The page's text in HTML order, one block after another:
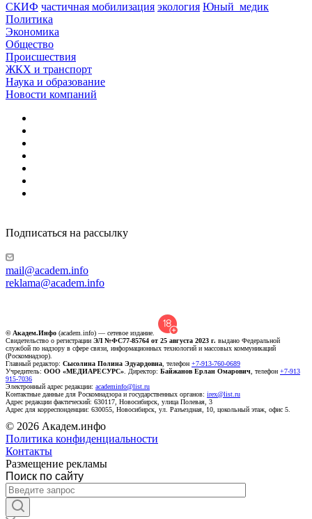
СКИФ частичная мобилизация экология Юный_медик
Политика
Экономика
Общество
Происшествия
ЖКХ и транспорт
Наука и образование
Новости компаний
Подписаться на рассылку
mail@academ.info
reklama@academ.info
© Академ.Инфо (academ.info) — сетевое издание.
Свидетельство о регистрации ЭЛ №ФС77-85764 от 25 августа 2023 г. выдано Федеральной
службой по надзору в сфере связи, информационных технологий и массовых коммуникаций
(Роскомнадзор).
Главный редактор: Сысолина Полина Эдуардовна , телефон +7-913-760-0689
Учредитель: ООО «МЕДИАРЕСУРС» . Директор: Байжанов Ерлан Омарович , телефон +7-913
915-7036
Электронный адрес редакции: academinfo@list.ru
Контактные данные для Роскомнадзора и государственных органов: irex@list.ru
Адрес редакции фактический: 630117, Новосибирск, улица Полевая, 3
Адрес для корреспонденции: 630055, Новосибирск, ул. Разъездная, 10, цокольный этаж, офис 5.
© 2026 Академ.инфо
Политика конфиденциальности
Контакты
Размещение рекламы
Поиск по сайту